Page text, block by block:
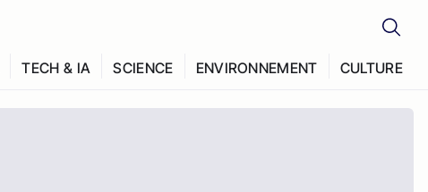
TECH & IA SCIENCE ENVIRONNEMENT CULTURE